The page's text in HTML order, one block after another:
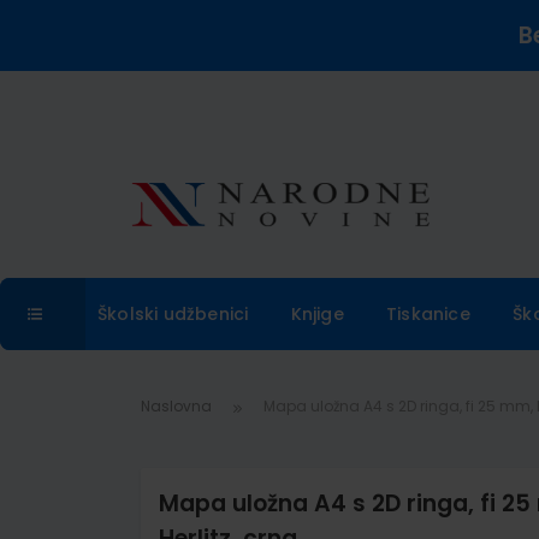
Školski udžbenici Knjige Tiskanice
Naslovna
Mapa uložna A4 s 2D ringa, fi